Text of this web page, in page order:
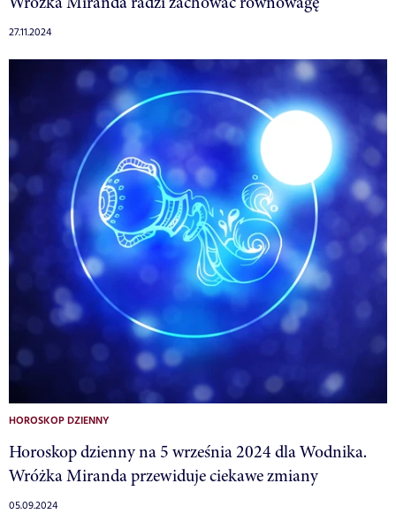
27.11.2024
HOROSKOP DZIENNY
Horoskop dzienny na 5 września 2024 dla Wodnika.
Wróżka Miranda przewiduje ciekawe zmiany
05.09.2024